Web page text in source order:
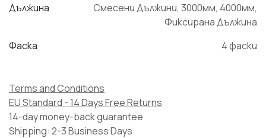
Дължина
Смесени Дължини, 3000мм, 4000мм,
Фиксирана Дължина
Фаска
4 фаски
Terms and Conditions
EU Standard - 14 Days Free Returns
14-day money-back guarantee
Shipping: 2-3 Business Days